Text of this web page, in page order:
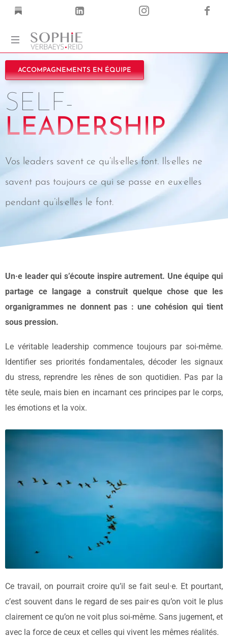
Coach
Corps
Mots
ACCOMPAGNEMENTS EN ÉQUIPE
SELF-
LEADERSHIP
Vos leaders savent ce qu’ils·elles font. Ils·elles ne
savent pas toujours ce qui se passe en eux·elles
pendant qu’ils·elles le font.
Un·e leader qui s’écoute inspire autrement. Une équipe qui
partage ce langage a construit quelque chose que les
organigrammes ne donnent pas : une cohésion qui tient
sous pression.
Le véritable leadership commence toujours par soi-même.
Identifier ses priorités fondamentales, décoder les signaux
du stress, reprendre les rênes de son quotidien. Pas par la
tête seule, mais bien en incarnant ces principes par le corps,
les émotions et la voix.
Ce travail, on pourrait croire qu’il se fait seul·e. Et pourtant,
c’est souvent dans le regard de ses pair·es qu’on voit le plus
clairement ce qu’on ne voit plus soi-même. Sans jugement, et
avec la force de ceux et celles qui vivent les mêmes réalités.